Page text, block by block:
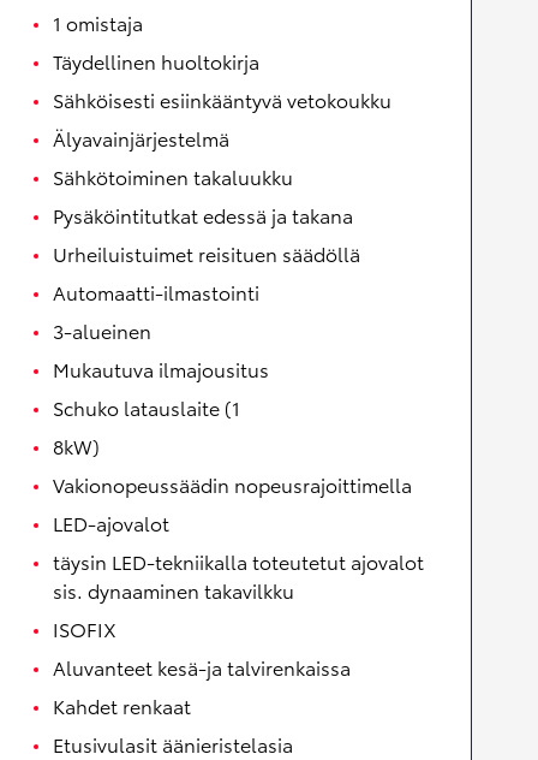
1 omistaja
Täydellinen huoltokirja
Sähköisesti esiinkääntyvä vetokoukku
Älyavainjärjestelmä
Sähkötoiminen takaluukku
Pysäköintitutkat edessä ja takana
Urheiluistuimet reisituen säädöllä
Automaatti-ilmastointi
3-alueinen
Mukautuva ilmajousitus
Schuko latauslaite (1
8kW)
Vakionopeussäädin nopeusrajoittimella
LED-ajovalot
täysin LED-tekniikalla toteutetut ajovalot
sis. dynaaminen takavilkku
ISOFIX
Aluvanteet kesä-ja talvirenkaissa
Kahdet renkaat
Etusivulasit äänieristelasia